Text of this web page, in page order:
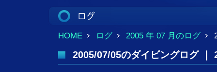
HOME ログ 2005 年 07 月のログ
2005/07/05のダイビングログ ｜